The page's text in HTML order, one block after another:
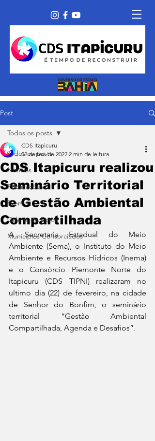
Post
Todos os posts
Notícias
Publicações
Eventos
Galeria de Fotos
Municípios Consorciados
Todos os posts
CDS Itapicuru realizou
Seminário Territorial
de Gestão Ambiental
Compartilhada
CDS Itapicuru
22 de fev. de 2022 2 min de leitura
A Secretaria Estadual do Meio
Ambiente (Sema), o Instituto do Meio
Ambiente e Recursos Hídricos (Inema)
e o Consórcio Piemonte Norte do
Itapicuru (CDS TIPNI) realizaram no
ultimo dia (22) de fevereiro, na cidade
de Senhor do Bonfim, o seminário
territorial “Gestão Ambiental
Compartilhada, Agenda e Desafios”.